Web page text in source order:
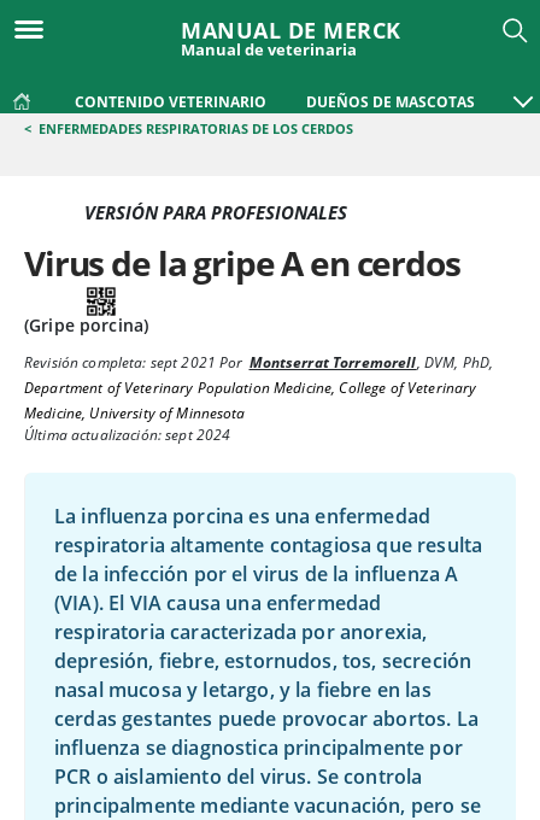
MANUAL DE MERCK
Manual de veterinaria
CONTENIDO VETERINARIO DUEÑOS DE MASCOTAS
< ENFERMEDADES RESPIRATORIAS DE LOS CERDOS
VERSIÓN PARA PROFESIONALES
Virus de la gripe A en cerdos
(Gripe porcina)
Revisión completa: sept 2021 Por Montserrat Torremorell, DVM, PhD,
Department of Veterinary Population Medicine, College of Veterinary
Medicine, University of Minnesota
Última actualización: sept 2024
La influenza porcina es una enfermedad
respiratoria altamente contagiosa que resulta
de la infección por el virus de la influenza A
(VIA). El VIA causa una enfermedad
respiratoria caracterizada por anorexia,
depresión, fiebre, estornudos, tos, secreción
nasal mucosa y letargo, y la fiebre en las
cerdas gestantes puede provocar abortos. La
influenza se diagnostica principalmente por
PCR o aislamiento del virus. Se controla
principalmente mediante vacunación, pero se